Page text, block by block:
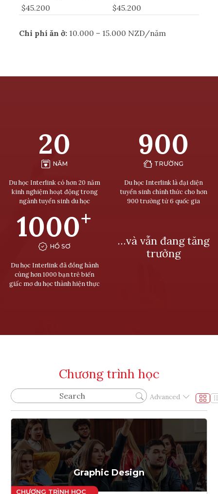
$45.200
$45.200
Chi phí ăn ở: 10.000 – 15.000 NZD/năm
20
NĂM
Du học Interlink có hơn 20 năm
kinh nghiệm hoạt động trong
ngành tuyển sinh du học
900
TRƯỜNG
Du học Interlink là đại diện
tuyển sinh chính thức cho hơn
900 trường từ 6 quốc gia
1000+
HỒ SƠ
Du học Interlink đã đồng hành
cùng hơn 1000 bạn trẻ biến
giấc mơ du học thành hiện thực
…và vẫn đang tăng
trưởng
Chương trình học
Advanced
Graphic Design